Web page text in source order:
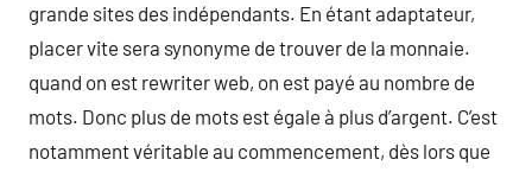
grande sites des indépendants. En étant adaptateur,
placer vite sera synonyme de trouver de la monnaie.
quand on est rewriter web, on est payé au nombre de
mots. Donc plus de mots est égale à plus d’argent. C’est
notamment véritable au commencement, dès lors que